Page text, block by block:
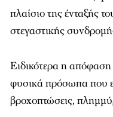
πλαίσιο της ένταξής
στεγαστικής
Ειδικότερα η απόφαση
φυσικά πρόσωπα που
βροχοπτώσεις,